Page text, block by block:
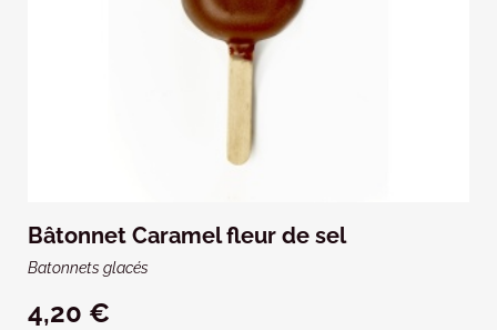
Bâtonnet Caramel fleur de sel
Batonnets glacés
4,20 €